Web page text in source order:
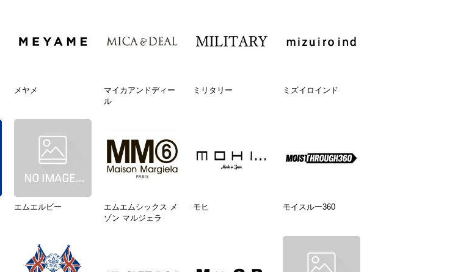
メヤメ
マイカアンドディー
ル
ミリタリー ミズイロインド
エムエルビー
エムエムシックス メ
ゾン マルジェラ
モヒ モイスルー360